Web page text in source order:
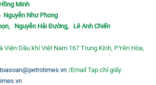
Minh
Nguyễn Như Phong
Nguyễn Hải Đường, Lê Anh Chiến
Viện Dầu khí Việt Nam 167 Trung Kính, P.Yên Hòa,
toasoan@petrotimes.vn /Email Tạp chí giấy: